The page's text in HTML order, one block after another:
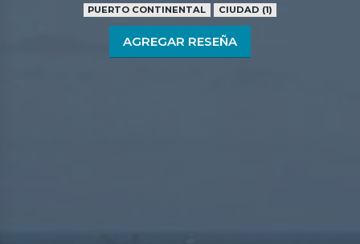
PUERTO CONTINENTAL CIUDAD (1)
AGREGAR RESEÑA